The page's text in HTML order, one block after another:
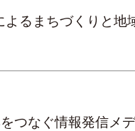
よるまちづくりと地
つなぐ情報発信メ